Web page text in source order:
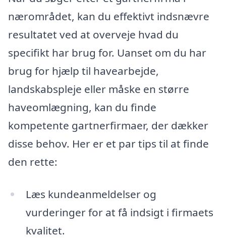
nærområdet, kan du effektivt indsnævre
resultatet ved at overveje hvad du
specifikt har brug for. Uanset om du har
brug for hjælp til havearbejde,
landskabspleje eller måske en større
haveomlægning, kan du finde
kompetente gartnerfirmaer, der dækker
disse behov. Her er et par tips til at finde
den rette:
Læs kundeanmeldelser og
vurderinger for at få indsigt i firmaets
kvalitet.